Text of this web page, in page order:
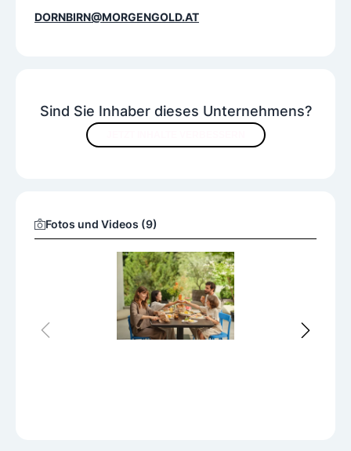
Sind Sie Inhaber dieses Unternehmens?
Fotos und Videos (9)
DORNBIRN@MORGENGOLD.AT